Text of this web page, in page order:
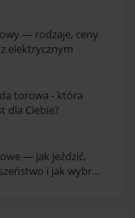
— rodzaje, ceny
elektrycznym
torowa - która
dla Ciebie?
— jak jeździć,
i jak wybrać